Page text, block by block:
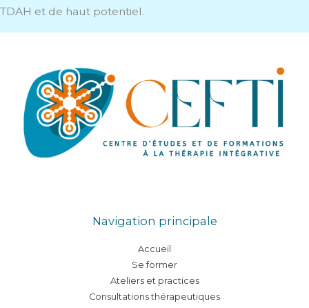
TDAH et de haut potentiel.
Navigation principale
Accueil
Se former
Ateliers et practices
Consultations thérapeutiques